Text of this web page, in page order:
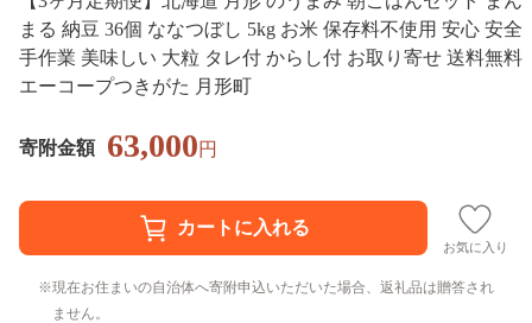
まる 納豆 36個 ななつぼし 5kg お米 保存料不使用 安心 安全
手作業 美味しい 大粒 タレ付 からし付 お取り寄せ 送料無料
エーコープつきがた 月形町
寄附金額 63,000円
お気に入り
現在お住まいの自治体へ寄附申込いただいた場合、返礼品は贈答され
ません。